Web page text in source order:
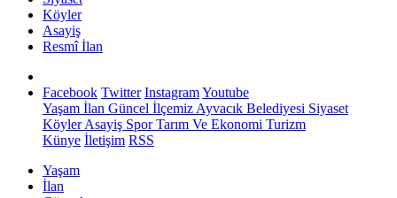
Köyler
Asayiş
Resmî İlan
Facebook Twitter InstagramYoutube
Yaşam İlan Güncel İlçemiz Ayvacık Belediyesi Siyaset
KöylerAsayiş SporTarım Ve Ekonomi Turizm
Künye İletişim RSS
Yaşam
İlan